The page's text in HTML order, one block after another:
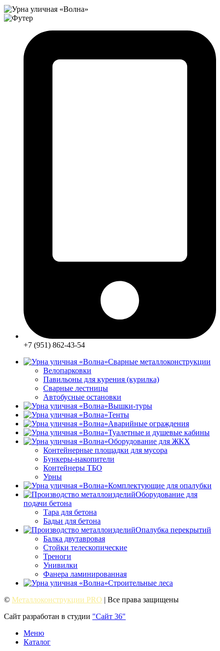
+7 (951) 862-43-54
Сварные металлоконструкции
Велопарковки
Павильоны для курения (курилка)
Сварные лестницы
Автобусные остановки
Вышки-туры
Тенты
Аварийные ограждения
Туалетные и душевые кабины
Оборудование для ЖКХ
Контейнерные площадки для мусора
Бункеры-накопители
Контейнеры ТБО
Урны
Комплектующие для опалубки
Оборудование для
подачи бетона
Тара для бетона
Бадьи для бетона
Опалубка перекрытий
Балка двутавровая
Стойки телескопические
Треноги
Унивилки
Фанера ламинированная
Строительные леса
© Металлоконструкции PRO | Все права защищены
Сайт разработан в студии "Сайт 36"
Меню
Каталог